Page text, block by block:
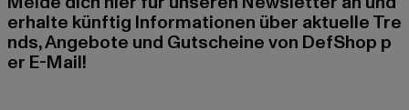
erhalte künftig Informationen über aktuelle Tre
nds, Angebote und Gutscheine von DefShop p
er E-Mail!